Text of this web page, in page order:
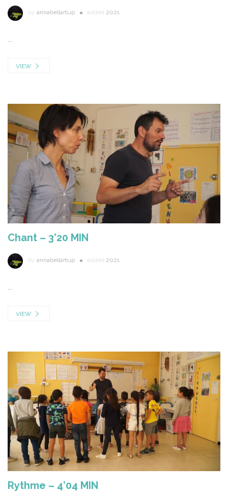
by annabellartup added 2021
VIEW
Chant – 3’20 MIN
by annabellartup added 2021
VIEW
Rythme – 4’04 MIN